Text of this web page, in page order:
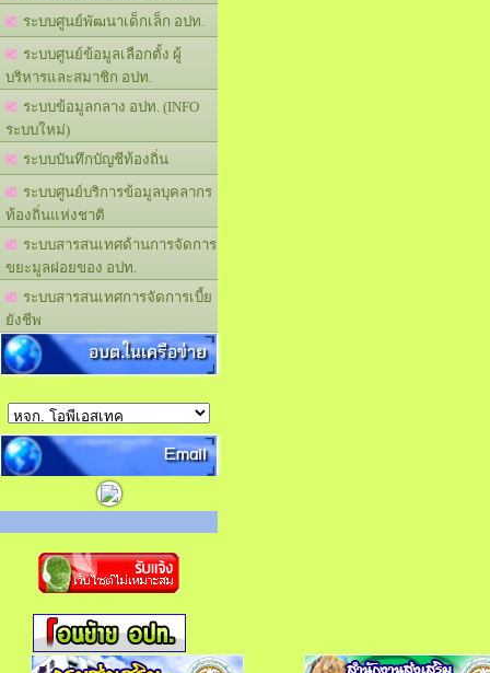
ระบบศูนย์พัฒนาเด็กเล็ก อปท.
ระบบศูนย์ข้อมูลเลือกตั้ง ผู้
บริหารและสมาชิก อปท.
ระบบข้อมูลกลาง อปท. (INFO
ระบบใหม่)
ระบบบันทึกบัญชีท้องถิ่น
ระบบศูนย์บริการข้อมูลบุคลากร
ท้องถิ่นแห่งชาติ
ระบบสารสนเทศด้านการจัดการ
ขยะมูลฝอยของ อปท.
ระบบสารสนเทศการจัดการเบี้ย
ยังชีพ
อบต.ในเครือข่าย
Email